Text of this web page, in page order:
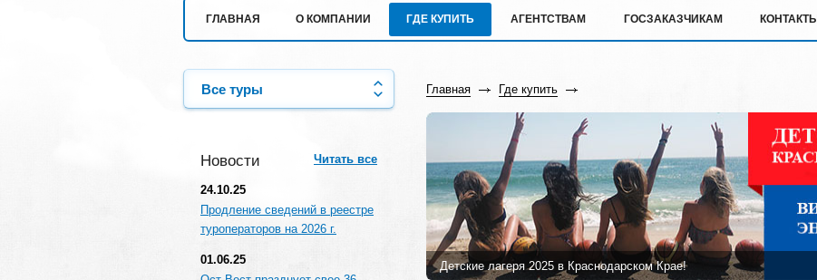
ГЛАВНАЯ О КОМПАНИИ ГДЕ КУПИТЬ АГЕНТСТВАМ ГОСЗАКАЗЧИКАМ КОНТАКТЫ
Все туры
Новости Читать все
24.10.25
Продление сведений в реестре
туроператоров на 2026 г.
01.06.25
Главная Где купить
Детские лагеря 2025 в Краснодарском Крае!